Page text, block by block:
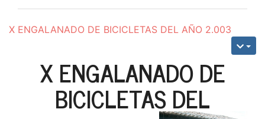
X ENGALANADO DE BICICLETAS DEL AÑO 2.003
X ENGALANADO DE
BICICLETAS DEL